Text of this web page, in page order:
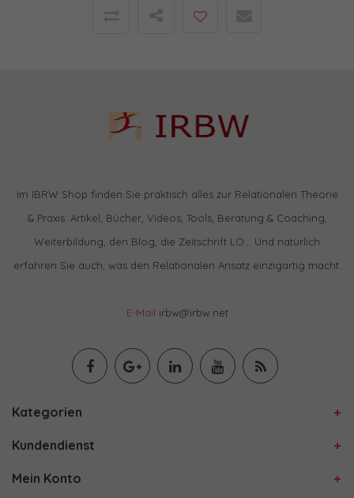
Im IBRW Shop finden Sie praktisch alles zur Relationalen Theorie
& Praxis: Artikel, Bücher, Videos, Tools, Beratung & Coaching,
Weiterbildung, den Blog, die Zeitschrift LO… Und natürlich
erfahren Sie auch, was den Relationalen Ansatz einzigartig macht.
E-Mail irbw@irbw.net
Kategorien
Kundendienst
Mein Konto